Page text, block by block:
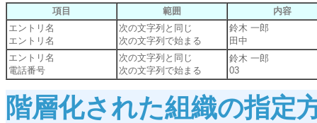
項目 範囲
内容
エントリ名
エントリ名
次の文字列と同じ
次の文字列で始まる
鈴木 一郎
田中
エントリ名
電話番号
次の文字列と同じ
次の文字列で始まる
鈴木 一郎
03
階層化された組織の指定